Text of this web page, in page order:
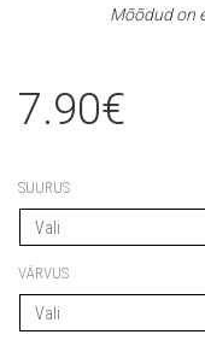
Mõõdud on
7.90€
SUURUS
VÄRVUS